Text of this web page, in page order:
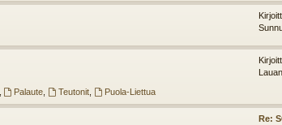
Palaute Teutonit Puola-Liettua
Re: